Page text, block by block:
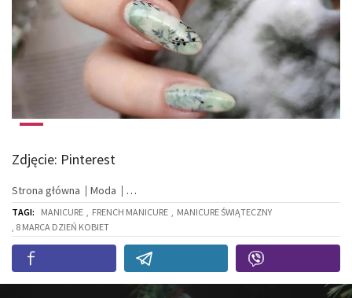
Zdjęcie: Pinterest
Strona główna Moda
TAGI: MANICURE FRENCH MANICURE
MANICURE ŚWIĄTECZNY
, 8 MARCA DZIEŃ KOBIET